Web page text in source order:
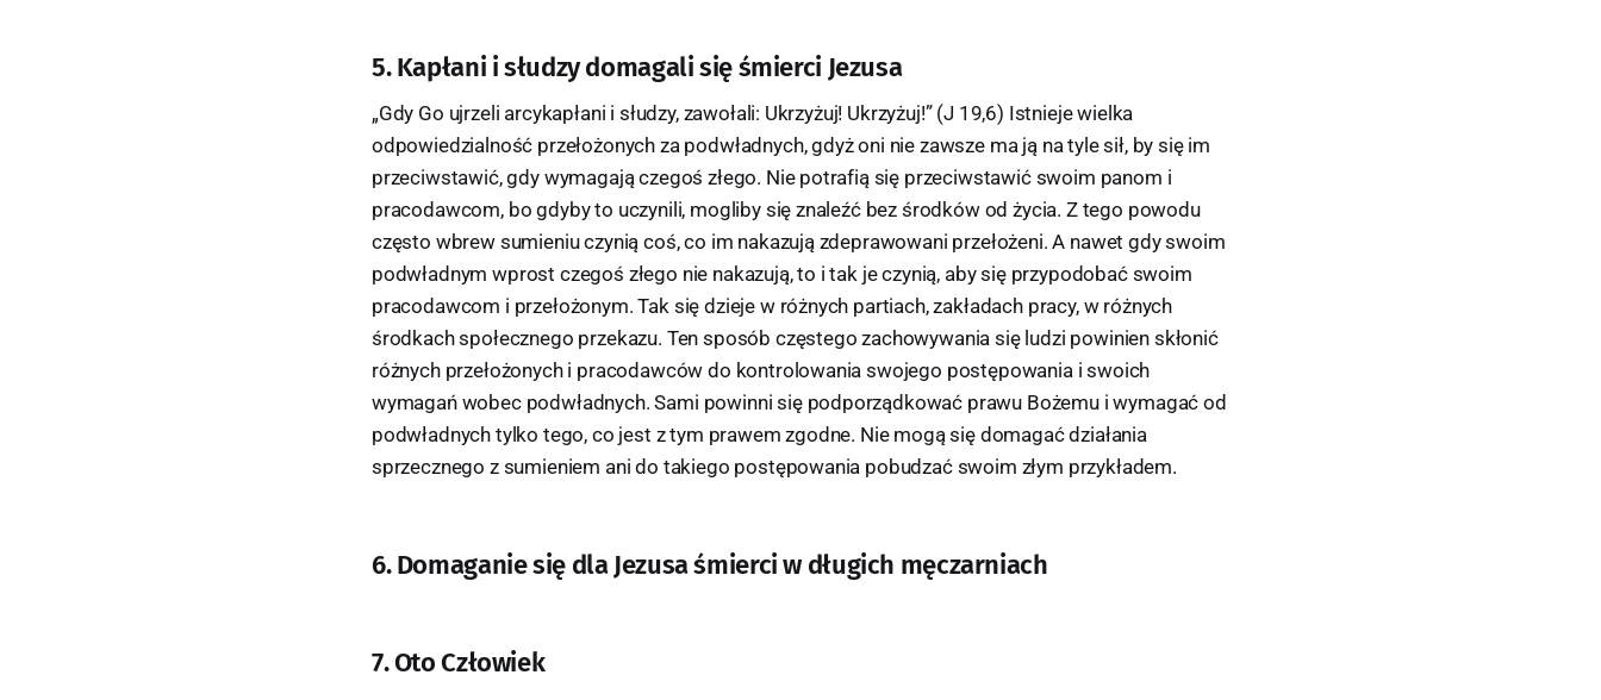
5. Kapłani i słudzy domagali się śmierci Jezusa
„Gdy Go ujrzeli arcykapłani i słudzy, zawołali: Ukrzyżuj! Ukrzyżuj!” (J 19,6) Istnieje wielka
odpowiedzialność przełożonych za podwładnych, gdyż oni nie zawsze ma ją na tyle sił, by się im
przeciwstawić, gdy wymagają czegoś złego. Nie potrafią się przeciwstawić swoim panom i
pracodawcom, bo gdyby to uczynili, mogliby się znaleźć bez środków od życia. Z tego powodu
często wbrew sumieniu czynią coś, co im nakazują zdeprawowani przełożeni. A nawet gdy swoim
podwładnym wprost czegoś złego nie nakazują, to i tak je czynią, aby się przypodobać swoim
pracodawcom i przełożonym. Tak się dzieje w różnych partiach, zakładach pracy, w różnych
środkach społecznego przekazu. Ten sposób częstego zachowywania się ludzi powinien skłonić
różnych przełożonych i pracodawców do kontrolowania swojego postępowania i swoich
wymagań wobec podwładnych. Sami powinni się podporządkować prawu Bożemu i wymagać od
podwładnych tylko tego, co jest z tym prawem zgodne. Nie mogą się domagać działania
sprzecznego z sumieniem ani do takiego postępowania pobudzać swoim złym przykładem.
6. Domaganie się dla Jezusa śmierci w długich męczarniach
7. Oto Człowiek